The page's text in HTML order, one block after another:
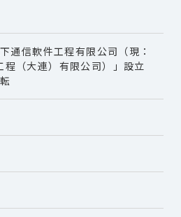
通信軟件工程有限公司 （現：
（大連）有限公司）」設立